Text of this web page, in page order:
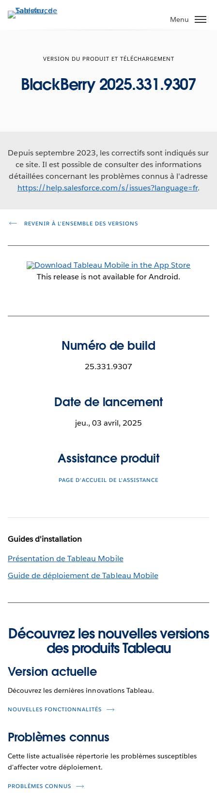
Aller
au
Menu
VERSION DU PRODUIT ET TÉLÉCHARGEMENT
BlackBerry 2025.331.9307
Depuis septembre 2023, les correctifs sont indiqués sur
ce site. Il est possible de consulter des informations
détaillées concernant les problèmes connus à l'adresse
https://help.salesforce.com/s/issues?language=fr.
REVENIR À L'ENSEMBLE DES VERSIONS
This release is not available for Android.
Numéro de build
25.331.9307
Date de lancement
jeu., 03 avril, 2025
Assistance produit
PAGE D'ACCUEIL DE L'ASSISTANCE
Guides d'installation
Présentation de Tableau Mobile
Guide de déploiement de Tableau Mobile
Découvrez les nouvelles versions
des produits Tableau
Version actuelle
Découvrez les dernières innovations Tableau.
NOUVELLES FONCTIONNALITÉS
Problèmes connus
Cette liste actualisée répertorie les problèmes susceptibles
d'affecter votre déploiement.
PROBLÈMES CONNUS